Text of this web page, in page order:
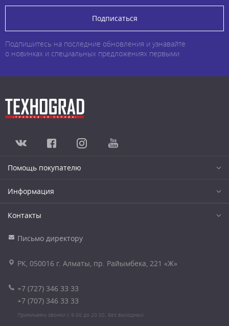
Подписаться
Подпишитесь на последние обновления и узнавайте
о новинках и специальных предложениях первыми
Помощь покупателю
Информация
Контакты
Письмо директору
РК, 050016 г. Алматы, пр. Райымбека, 221 «Ж»
+7 (727) 346 33 33
+7 (707) 346 33 33
Принимаем звонки с 9.00 до 20.00. Без выходных.